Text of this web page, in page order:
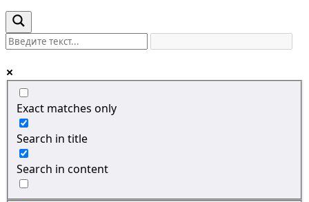
Exact matches only
Search in title
Search in content